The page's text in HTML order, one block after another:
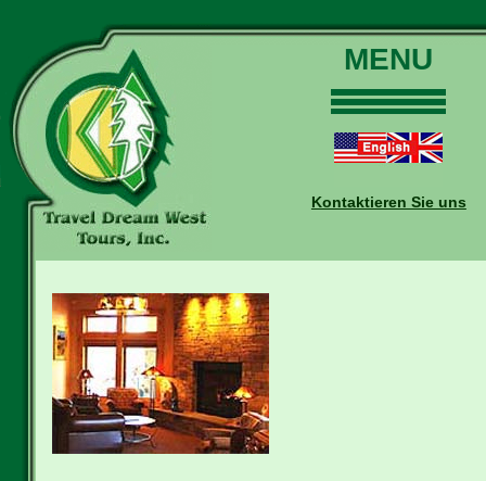
MENU
Touren
Daten und Preise
Buchungen
Kontaktieren Sie uns